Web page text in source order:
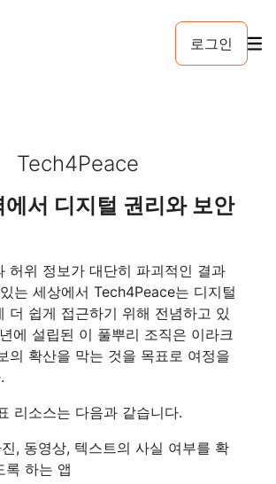
로그인
Tech4Peace
에서 디지털 권리와 보안
허위 정보가 대단히 파괴적인 결과
는 세상에서 Tech4Peace는 디지털
더 쉽게 접근하기 위해 전념하고 있
에 설립된 이 풀뿌리 조직은 이라크
의 확산을 막는 것을 목표로 여정을
리소스는 다음과 같습니다.
, 동영상, 텍스트의 사실 여부를 확
록 하는 앱